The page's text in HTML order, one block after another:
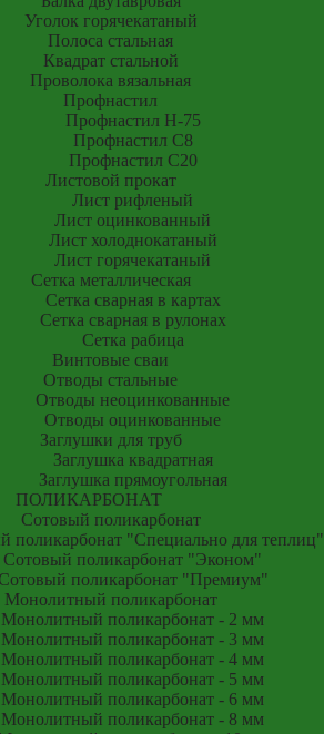
Уголок горячекатаный
Полоса стальная
Квадрат стальной
Проволока вязальная
Профнастил
Профнастил Н-75
Профнастил С8
Профнастил С20
Листовой прокат
Лист рифленый
Лист оцинкованный
Лист холоднокатаный
Лист горячекатаный
Сетка металлическая
Сетка сварная в картах
Сетка сварная в рулонах
Сетка рабица
Винтовые сваи
Отводы стальные
Отводы неоцинкованные
Отводы оцинкованные
Заглушки для труб
Заглушка квадратная
Заглушка прямоугольная
ПОЛИКАРБОНАТ
Сотовый поликарбонат
поликарбонат "Специально для теплиц"
Сотовый поликарбонат "Эконом"
поликарбонат "Премиум"
Монолитный поликарбонат
Монолитный поликарбонат - 2 мм
Монолитный поликарбонат - 3 мм
Монолитный поликарбонат - 4 мм
Монолитный поликарбонат - 5 мм
Монолитный поликарбонат - 6 мм
Монолитный поликарбонат - 8 мм